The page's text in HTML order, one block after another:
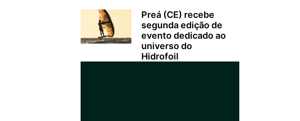
Preá (CE) recebe
segunda edição de
evento dedicado ao
universo do
Hidrofoil